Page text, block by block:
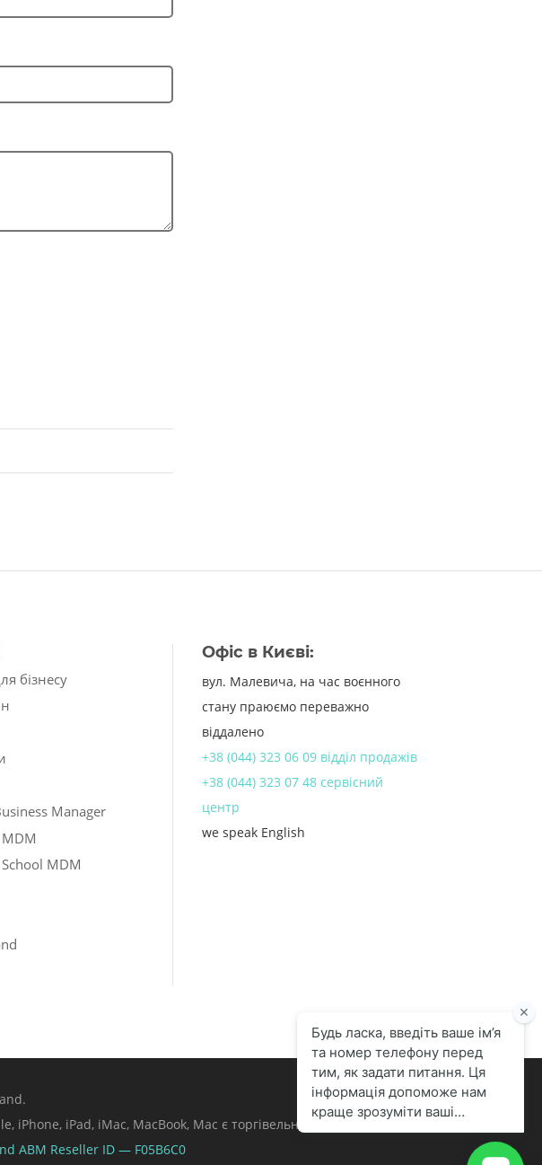
бізнесу
Manager
MDM
Офіс в Києві:
вул. Малевича, на час воєнного
стану праюємо переважно
віддалено
+38 (044) 323 06 09 відділ продажів
+38 (044) 323 07 48 сервісний
центр
we speak English
iPhone, iPad, iMac, MacBook, Mac є торгівельними марками Apple
ABM Reseller ID — F05B6C0